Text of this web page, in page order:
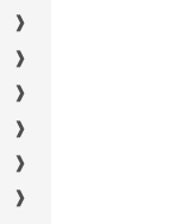
❱
❱
❱
❱
❱
❱